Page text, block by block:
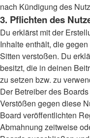
nach Kündigung des
3. Pflichten des
Du erklärst mit der
Inhalte enthält, die
Sitten verstoßen. Du
besitzt, die in deinen
zu setzen bzw. zu
Der Betreiber des
Verstößen gegen diese
Board veröffentlichten
Abmahnung zeitweise